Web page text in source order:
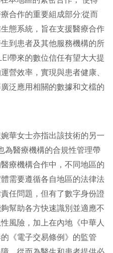
合作的重要組成部分;從而
態系統，旨在支援醫療合作
到患者及其他服務機構的所
帶來的數位信任有望大大提
營效率，實現與患者健康、
泛應用相關的數據和文檔的
華女士亦指出該技術的另一
為醫療機構的合規性管理帶
療機構合作中，不同地區的
需要遵循各自地區的法律法
任問題，但有了數字身份證
幫助各方快速識別並適應不
風險，加上在內地《中華人
《電子交易條例》的監管